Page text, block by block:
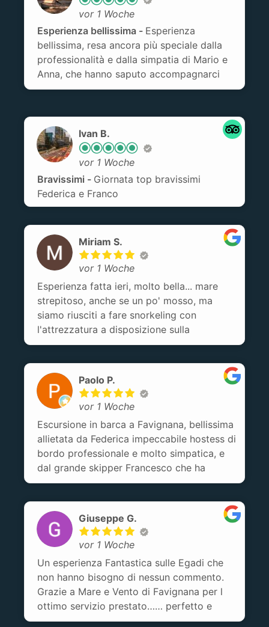
Esperienza da ripetere il prossimo anno. La
consiglio a tutti gli amanti del mare
vor 1 Woche
Esperienza bellissima
Esperienza
bellissima, resa ancora più speciale dalla
professionalità e dalla simpatia di Mario e
Anna, che hanno saputo accompagnarci
durante la giornata con spiegazioni
piacevole compagnia. Grazie a loro
abbiamo trascorso una giornata davvero
meravigliosa!
Ivan B.
vor 1 Woche
Bravissimi
Giornata top bravissimi
Federica e Franco
Miriam S.
vor 1 Woche
Esperienza fatta ieri, molto bella... mare
strepitoso, anche se un po' mosso, ma
siamo riusciti a fare snorkeling con
l'attrezzatura a disposizione sulla
barca!Mario il capitano e Anna sono stati
preparato aperitivo, pranzo e merenda,
tutto super buono... siamo stati molto bene!
Esperienza assolutamente consigliata!
Paolo P.
vor 1 Woche
Escursione in barca a Favignana, bellissima
allietata da Federica impeccabile hostess di
bordo professionale e molto simpatica, e
dal grande skipper Francesco che ha
saputo domare le onde di un mare
Giuseppe G.
vor 1 Woche
Un esperienza Fantastica sulle Egadi che
non hanno bisogno di nessun commento.
Grazie a Mare e Vento di Favignana per l
ottimo servizio prestato…… perfetto e
grazie sopratutto al Capo Barca Pasquale